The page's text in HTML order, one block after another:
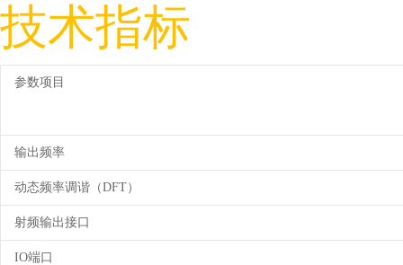
技术指标
参数项目
输出频率
动态频率调谐（DFT）
射频输出接口
IO端口